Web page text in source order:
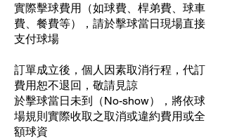
實際擊球費用（如球費、桿弟費、球車
費、餐費等），請於擊球當日現場直接
支付球場
訂單成立後，個人因素取消行程，代訂
費用恕不退回，敬請見諒
於擊球當日未到（No-show），將依球
場規則實際收取之取消或違約費用或全
額球資